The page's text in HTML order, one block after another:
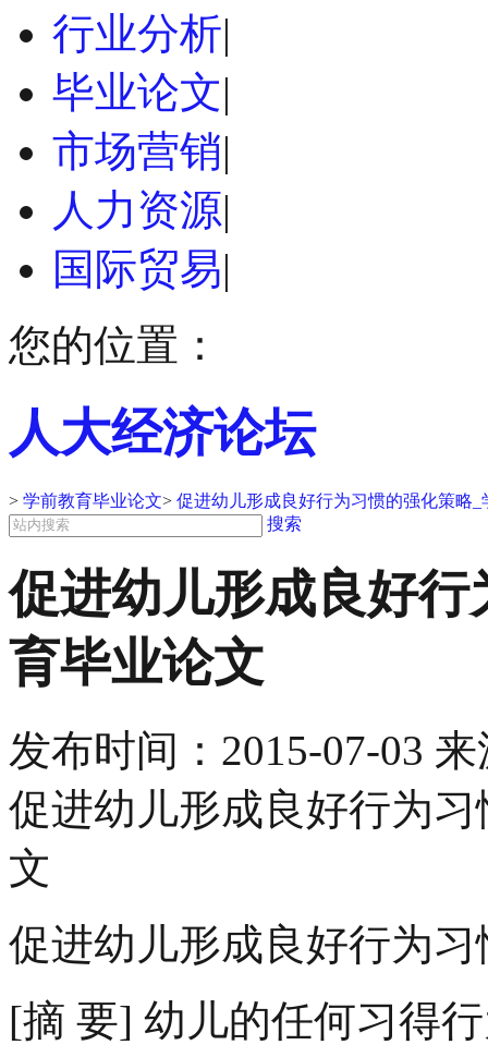
行业分析|
毕业论文|
市场营销|
人力资源|
国际贸易|
您的位置：
人大经济论坛
> 学前教育毕业论文> 促进幼儿形成良好行为习惯的强化策略_
搜索
促进幼儿形成良好
育毕业论文
发布时间： 2015-07-03 来
促进幼儿形成良好行为
文
促进幼儿形成良好行为
[摘 要] 幼儿的任何习得